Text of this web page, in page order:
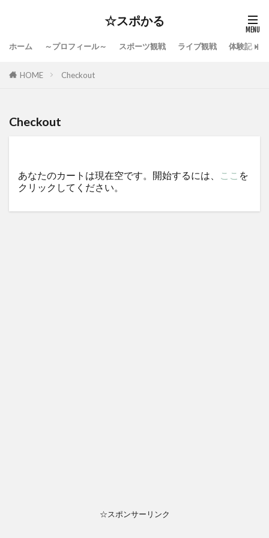
☆スポかる
ホーム ～プロフィール～ スポーツ観戦 ライブ観戦 体験記
HOME Checkout
Checkout
あなたのカートは現在空です。開始するには、 ここ を
クリックしてください。
☆スポンサーリンク